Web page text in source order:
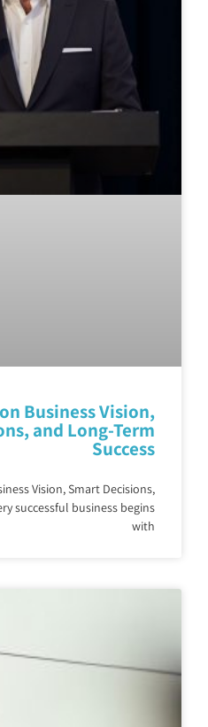
Business Vision,
and Long-Term
Success
Vision, Smart Decisions,
successful business begins
with